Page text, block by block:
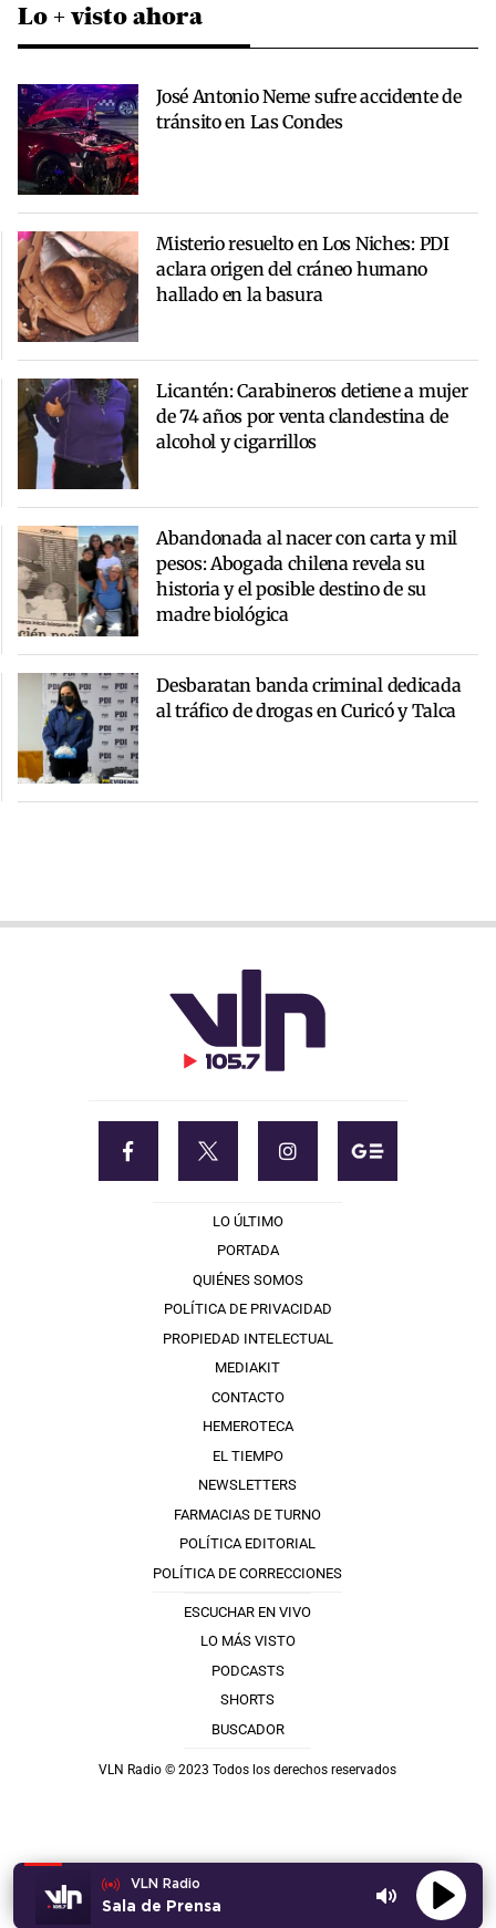
Lo + visto ahora
José Antonio Neme sufre accidente de
tránsito en Las Condes
Misterio resuelto en Los Niches: PDI
aclara origen del cráneo humano
hallado en la basura
Licantén: Carabineros detiene a mujer
de 74 años por venta clandestina de
alcohol y cigarrillos
Abandonada al nacer con carta y mil
pesos: Abogada chilena revela su
historia y el posible destino de su
madre biológica
Desbaratan banda criminal dedicada
al tráfico de drogas en Curicó y Talca
VLN Radio
Sala de Prensa
LO ÚLTIMO
PORTADA
QUIÉNES SOMOS
POLÍTICA DE PRIVACIDAD
PROPIEDAD INTELECTUAL
MEDIAKIT
CONTACTO
HEMEROTECA
EL TIEMPO
NEWSLETTERS
FARMACIAS DE TURNO
POLÍTICA EDITORIAL
POLÍTICA DE CORRECCIONES
ESCUCHAR EN VIVO
LO MÁS VISTO
PODCASTS
SHORTS
BUSCADOR
VLN Radio © 2023 Todos los derechos reservados